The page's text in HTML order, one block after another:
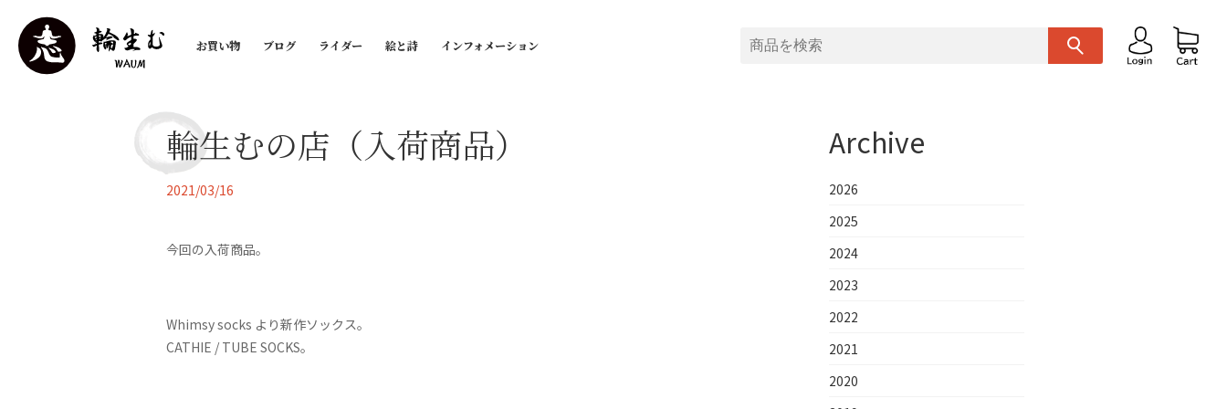
お買い物 ブログ ライダー 絵と詩 インフォメーション
輪生むの店（入荷商品）
2021/03/16
今回の入荷商品。
Whimsy socks より新作ソックス。
CATHIE / TUBE SOCKS。
Archive
2026
2025
2024
2023
2022
2021
2020